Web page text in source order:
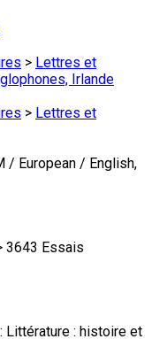
> Lettres et
Irlande
> Lettres et
/ European / English,
3643 Essais
Littérature : histoire et